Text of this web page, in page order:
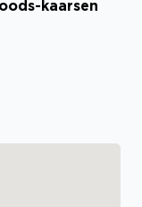
kaarsen